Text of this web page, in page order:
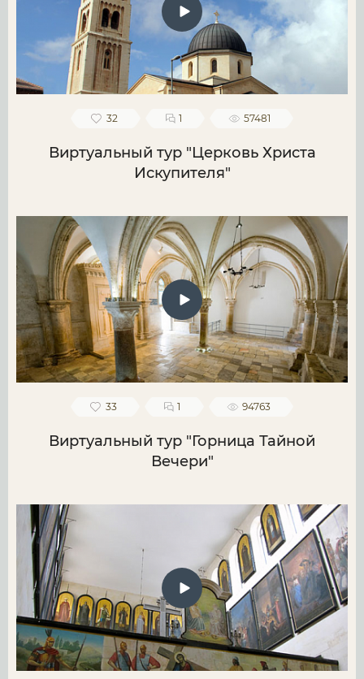
32 1 57481
Виртуальный тур "Церковь Христа
Искупителя"
33 1 94763
Виртуальный тур "Горница Тайной
Вечери"